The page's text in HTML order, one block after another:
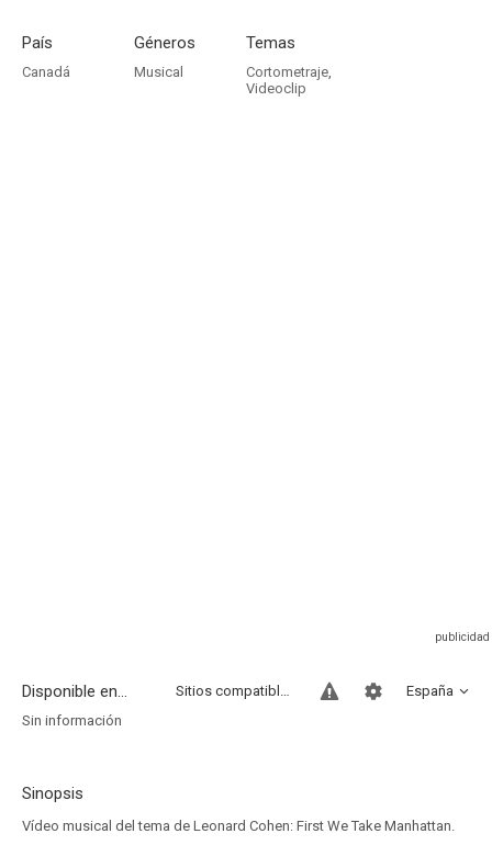
País
Canadá
Géneros
Musical
Temas
Cortometraje,
Videoclip
Disponible en... España
Sitios compatibles
Sin información
Sinopsis
Vídeo musical del tema de Leonard Cohen: First We Take Manhattan.